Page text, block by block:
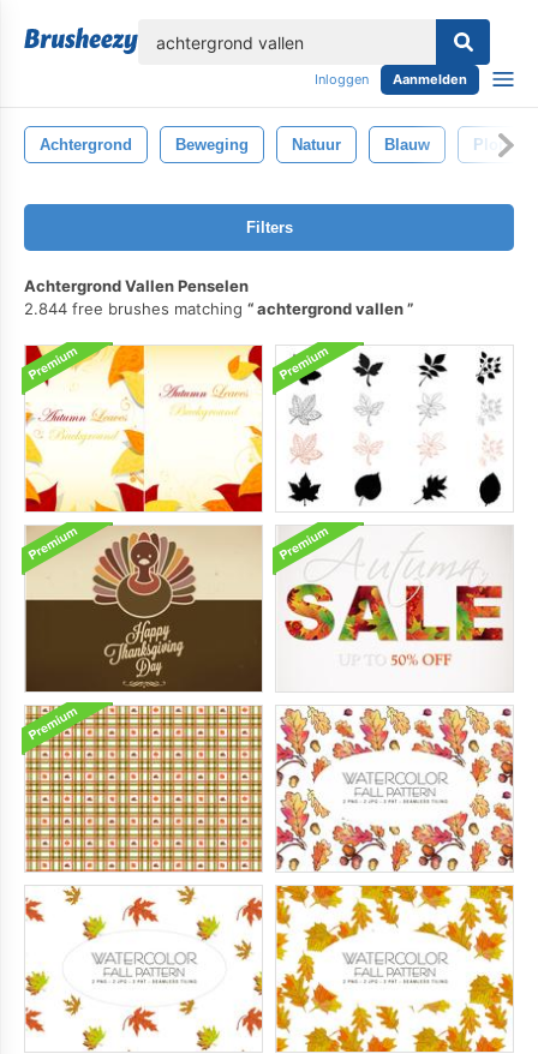
Inloggen Aanmelden
Achtergrond Beweging Natuur Blauw Plons
Filters
Achtergrond Vallen Penselen
2.844 free brushes matching
achtergrond vallen